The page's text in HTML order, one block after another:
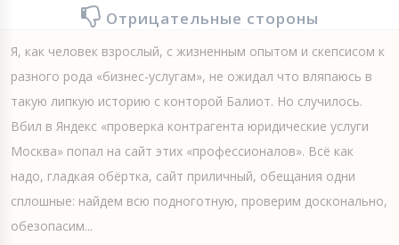
Отрицательные стороны
Я, как человек взрослый, с жизненным опытом и скепсисом к
разного рода «бизнес-услугам», не ожидал что вляпаюсь в
такую липкую историю с конторой Балиот. Но случилось.
Вбил в Яндекс «проверка контрагента юридические услуги
Москва» попал на сайт этих «профессионалов». Всё как
надо, гладкая обёртка, сайт приличный, обещания одни
сплошные: найдем всю подноготную, проверим досконально,
обезопасим...